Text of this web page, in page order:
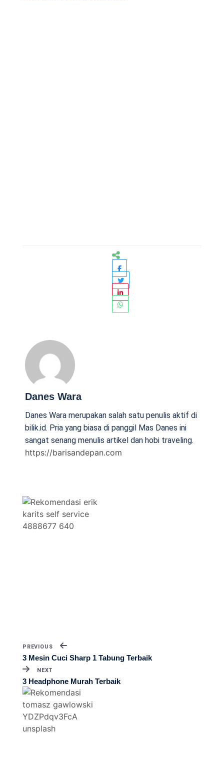
Danes Wara
Danes Wara merupakan salah satu penulis aktif di
bilik.id. Pria yang biasa di panggil Mas Danes ini
sangat senang menulis artikel dan hobi traveling.
https://barisandepan.com
PREVIOUS
3 Mesin Cuci Sharp 1 Tabung Terbaik
NEXT
3 Headphone Murah Terbaik